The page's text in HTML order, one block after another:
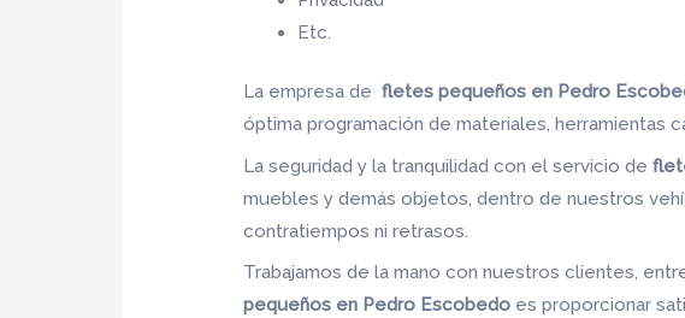
Etc.
La empresa defletes pequeños en Pedro
óptima programación de materiales, herramientas
La seguridad y la tranquilidad con el servicio de
muebles y demás objetos, dentro de nuestros
contratiempos ni retrasos.
Trabajamos de la mano con nuestros clientes,
pequeños en Pedro Escobedo es proporcionar